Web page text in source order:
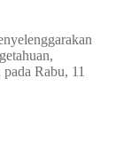
Rabu, 11